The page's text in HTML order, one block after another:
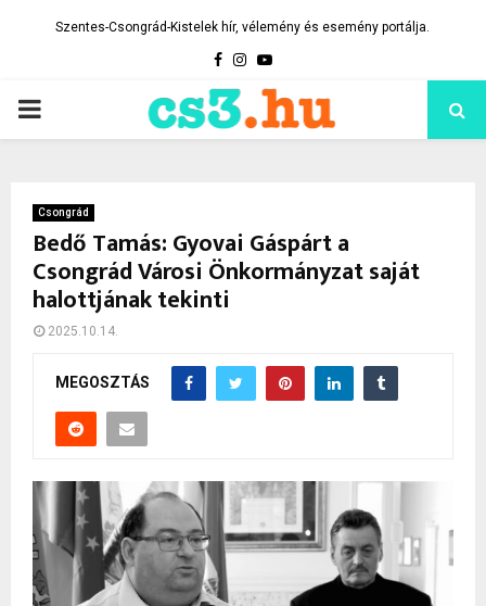
Szentes-Csongrád-Kistelek hír, vélemény és esemény portálja.
Facebook
Instagram
Youtube
PRIMARY
Csongrád
Bedő Tamás: Gyovai Gáspárt a
Csongrád Városi Önkormányzat saját
halottjának tekinti
2025.10.14.
MEGOSZTÁS